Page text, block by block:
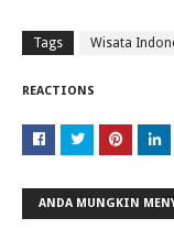
Tags Wisata
REACTIONS
ANDA MUNGKIN